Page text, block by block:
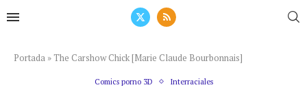
Portada »The Carshow Chick [Marie Claude Bourbonnais]
Comics porno 3D Interraciales